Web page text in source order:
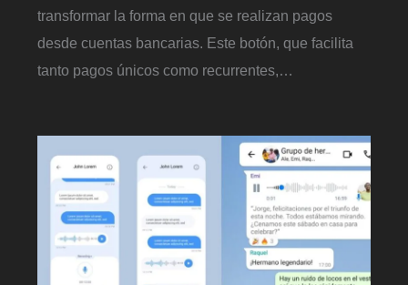
transformar la forma en que se realizan pagos
desde cuentas bancarias. Este botón, que facilita
tanto pagos únicos como recurrentes,…